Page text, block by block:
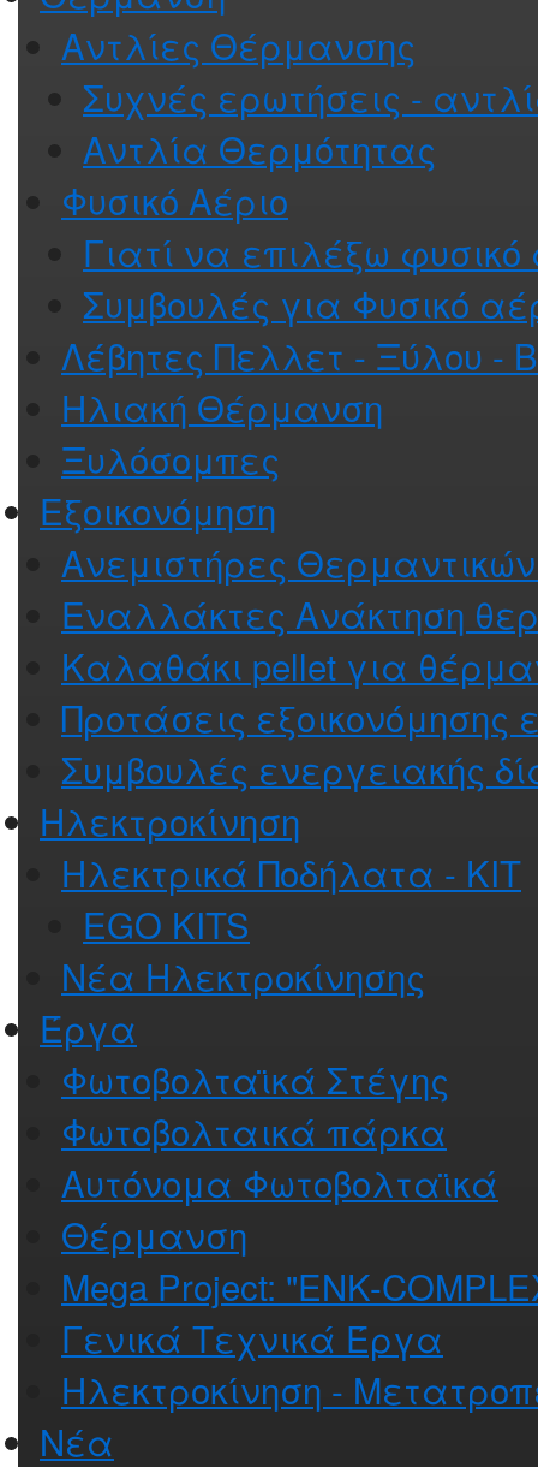
Αντλίες Θέρμανσης
Συχνές ερωτήσεις -
Αντλία Θερμότητας
Φυσικό Αέριο
Γιατί να επιλέξω φυσικό
Συμβουλές για Φυσικό
Λέβητες Πελλετ - Ξύλου -
Ηλιακή Θέρμανση
Ξυλόσομπες
Εξοικονόμηση
Ανεμιστήρες
Εναλλάκτες Ανάκτηση
Καλαθάκι pellet για
Προτάσεις εξοικονόμησης
Συμβουλές ενεργειακής
Ηλεκτροκίνηση
Ηλεκτρικά Ποδήλατα - ΚΙΤ
EGO KITS
Νέα Ηλεκτροκίνησης
Έργα
Φωτοβολταϊκά Στέγης
Φωτοβολταικά πάρκα
Αυτόνομα Φωτοβολταϊκά
Θέρμανση
Mega Project: "ENK-
Γενικά Τεχνικά Έργα
Ηλεκτροκίνηση -
Νέα